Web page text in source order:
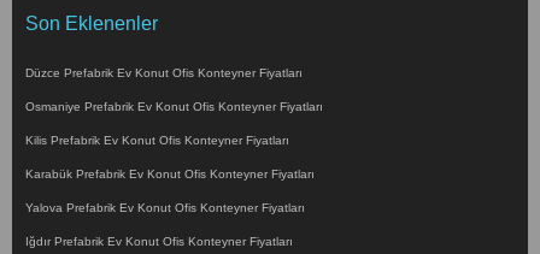
Son Eklenenler
Düzce Prefabrik Ev Konut Ofis Konteyner Fiyatları
Osmaniye Prefabrik Ev Konut Ofis Konteyner Fiyatları
Kilis Prefabrik Ev Konut Ofis Konteyner Fiyatları
Karabük Prefabrik Ev Konut Ofis Konteyner Fiyatları
Yalova Prefabrik Ev Konut Ofis Konteyner Fiyatları
Iğdır Prefabrik Ev Konut Ofis Konteyner Fiyatları